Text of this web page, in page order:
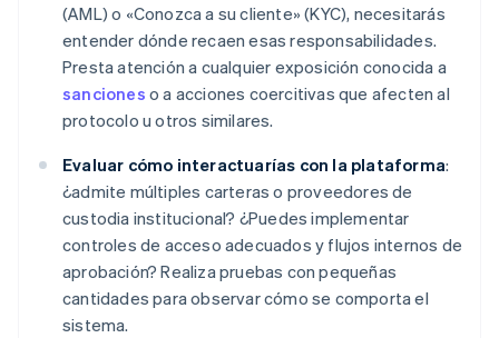
(AML) o «Conozca a su cliente» (KYC), necesitarás
entender dónde recaen esas responsabilidades.
Presta atención a cualquier exposición conocida a
sanciones o a acciones coercitivas que afecten al
protocolo u otros similares.
Evaluar cómo interactuarías con la plataforma:
¿admite múltiples carteras o proveedores de
custodia institucional? ¿Puedes implementar
controles de acceso adecuados y flujos internos de
aprobación? Realiza pruebas con pequeñas
cantidades para observar cómo se comporta el
sistema.